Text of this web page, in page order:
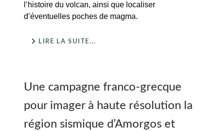
l’histoire du volcan, ainsi que localiser
d’éventuelles poches de magma.
LIRE LA SUITE...
Une campagne franco-grecque
pour imager à haute résolution la
région sismique d’Amorgos et